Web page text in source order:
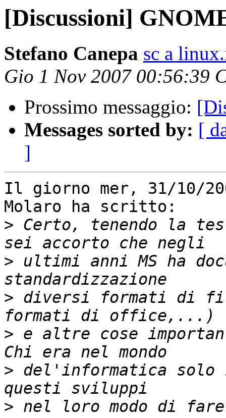
[Discussioni]
Stefano Canepa sc a
Gio 1 Nov 2007 00:56:39
Prossimo messaggio:
Messages sorted by: [
]
Il giorno mer, 31/10/
Molaro ha scritto:
> Certo, tenendo la
> ultimi anni MS ha
> diversi formati di
> e altre cose
> del'informatica solo
>